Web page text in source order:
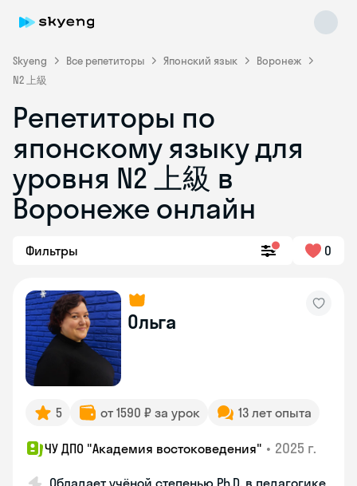
Skyeng Все репетиторы Японский язык
Воронеж
N2 上級
Репетиторы по
японскому языку для
уровня N2 上級 в
Воронеже онлайн
Фильтры 0
Ольга
5 от 1590 ₽ за урок 13 лет опыта
ЧУ ДПО "Академия востоковедения" • 2025 г.
Обладает учёной степенью Ph.D. в педагогике
online